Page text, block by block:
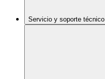
Servicio y soporte técnico